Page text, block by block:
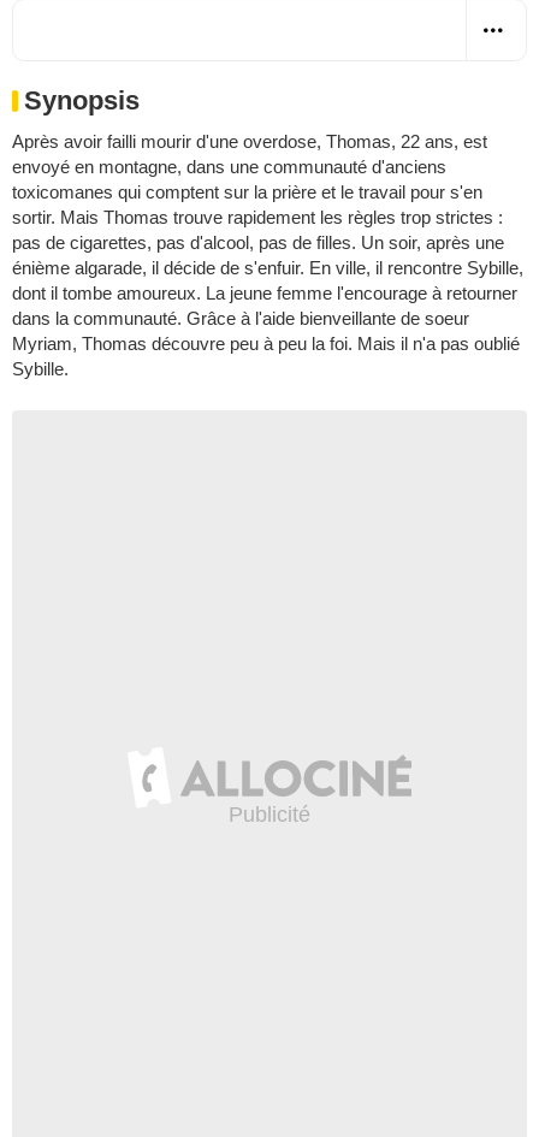
Synopsis
Après avoir failli mourir d'une overdose, Thomas, 22 ans, est
envoyé en montagne, dans une communauté d'anciens
toxicomanes qui comptent sur la prière et le travail pour s'en
sortir. Mais Thomas trouve rapidement les règles trop strictes :
pas de cigarettes, pas d'alcool, pas de filles. Un soir, après une
énième algarade, il décide de s'enfuir. En ville, il rencontre Sybille,
dont il tombe amoureux. La jeune femme l'encourage à retourner
dans la communauté. Grâce à l'aide bienveillante de soeur
Myriam, Thomas découvre peu à peu la foi. Mais il n'a pas oublié
Sybille.